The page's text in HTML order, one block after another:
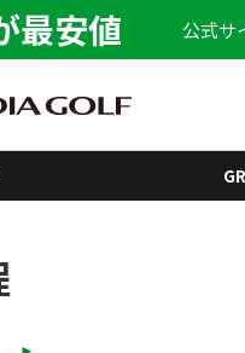
最安値 公式サ